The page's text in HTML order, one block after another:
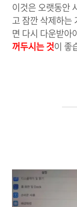
이것은 오랫동안
고 잠깐 삭제하는
면 다시 다운받아
꺼두시는 것이 좋